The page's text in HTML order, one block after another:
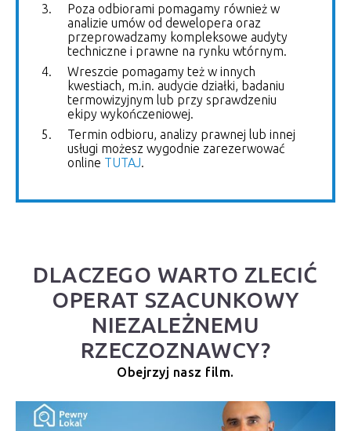
Poza odbiorami pomagamy również w
analizie umów od dewelopera oraz
przeprowadzamy kompleksowe audyty
techniczne i prawne na rynku wtórnym.
Wreszcie pomagamy też w innych
kwestiach, m.in. audycie działki, badaniu
termowizyjnym lub przy sprawdzeniu
ekipy wykończeniowej.
Termin odbioru, analizy prawnej lub innej
usługi możesz wygodnie zarezerwować
online TUTAJ
DLACZEGO WARTO ZLECIĆ
OPERAT SZACUNKOWY
NIEZALEŻNEMU
RZECZOZNAWCY?
Obejrzyj nasz film.